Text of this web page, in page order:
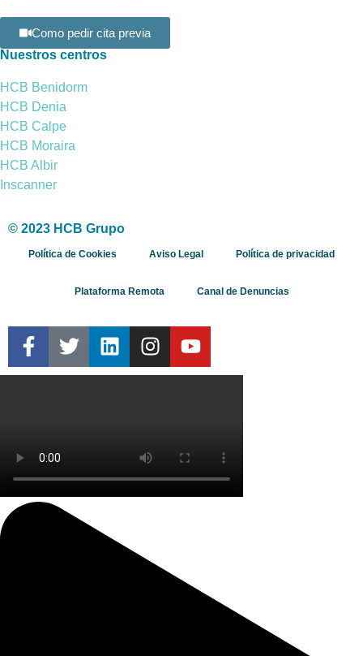
Como pedir cita previa
Nuestros centros
HCB Benidorm
HCB Denia
HCB Calpe
HCB Moraira
HCB Albir
Inscanner
© 2023 HCB Grupo
Política de Cookies Aviso Legal Política de privacidad
Plataforma Remota Canal de Denuncias